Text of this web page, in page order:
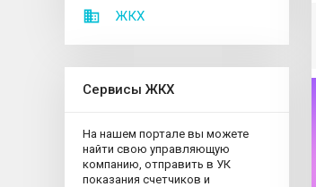
ЖКХ
Сервисы ЖКХ
На нашем портале вы можете
найти свою управляющую
компанию, отправить в УК
показания счетчиков и